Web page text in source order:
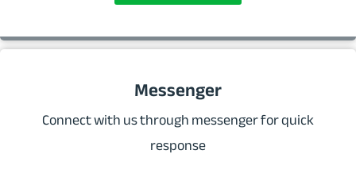
Messenger
Connect with us through messenger for quick
response